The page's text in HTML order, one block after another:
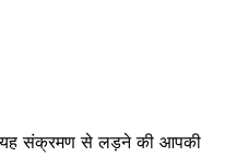
यह संक्रमण से लड़ने की आपकी